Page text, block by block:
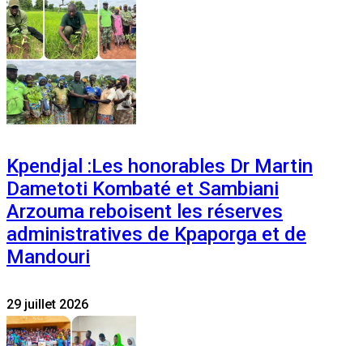
Kpendjal :Les honorables Dr Martin
Dametoti Kombaté et Sambiani
Arzouma reboisent les réserves
administratives de Kpaporga et de
Mandouri
29 juillet 2026